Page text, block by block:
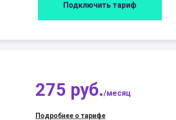
Подключить тариф
275 руб./месяц
Подробнее о тарифе